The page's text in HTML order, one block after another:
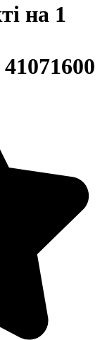
на 1